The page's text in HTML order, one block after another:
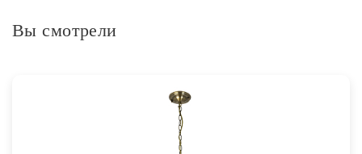
Вы смотрели